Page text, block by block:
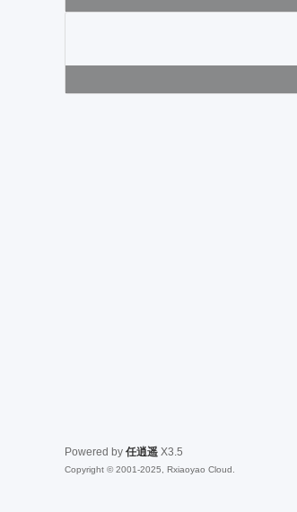
Powered by 任逍遥 X3.5
Copyright © 2001-2025, Rxiaoyao Cloud.